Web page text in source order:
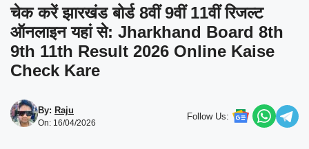
चेक करें झारखंड बोर्ड 8वीं 9वीं 11वीं रिजल्ट
ऑनलाइन यहां से: Jharkhand Board 8th
9th 11th Result 2026 Online Kaise
Check Kare
By: Raju
On: 16/04/2026
Follow Us: